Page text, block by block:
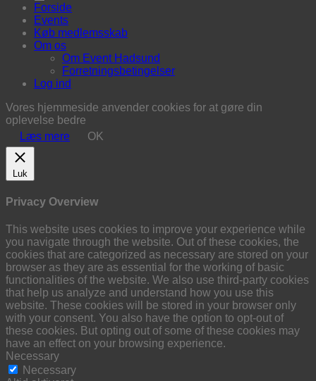
Forside
Events
Køb medlemsskab
Om os
Om Event Hadsund
Forretningsbetingelser
Log ind
Vores hjemmeside anvender cookies for at gøre din
oplevelse bedre
Læs mere
OK
Luk
Privacy Overview
This website uses cookies to improve your experience while
you navigate through the website. Out of these cookies, the
cookies that are categorized as necessary are stored on your
browser as they are as essential for the working of basic
functionalities of the website. We also use third-party cookies
that help us analyze and understand how you use this
website. These cookies will be stored in your browser only
with your consent. You also have the option to opt-out of
these cookies. But opting out of some of these cookies may
have an effect on your browsing experience.
Necessary
Necessary